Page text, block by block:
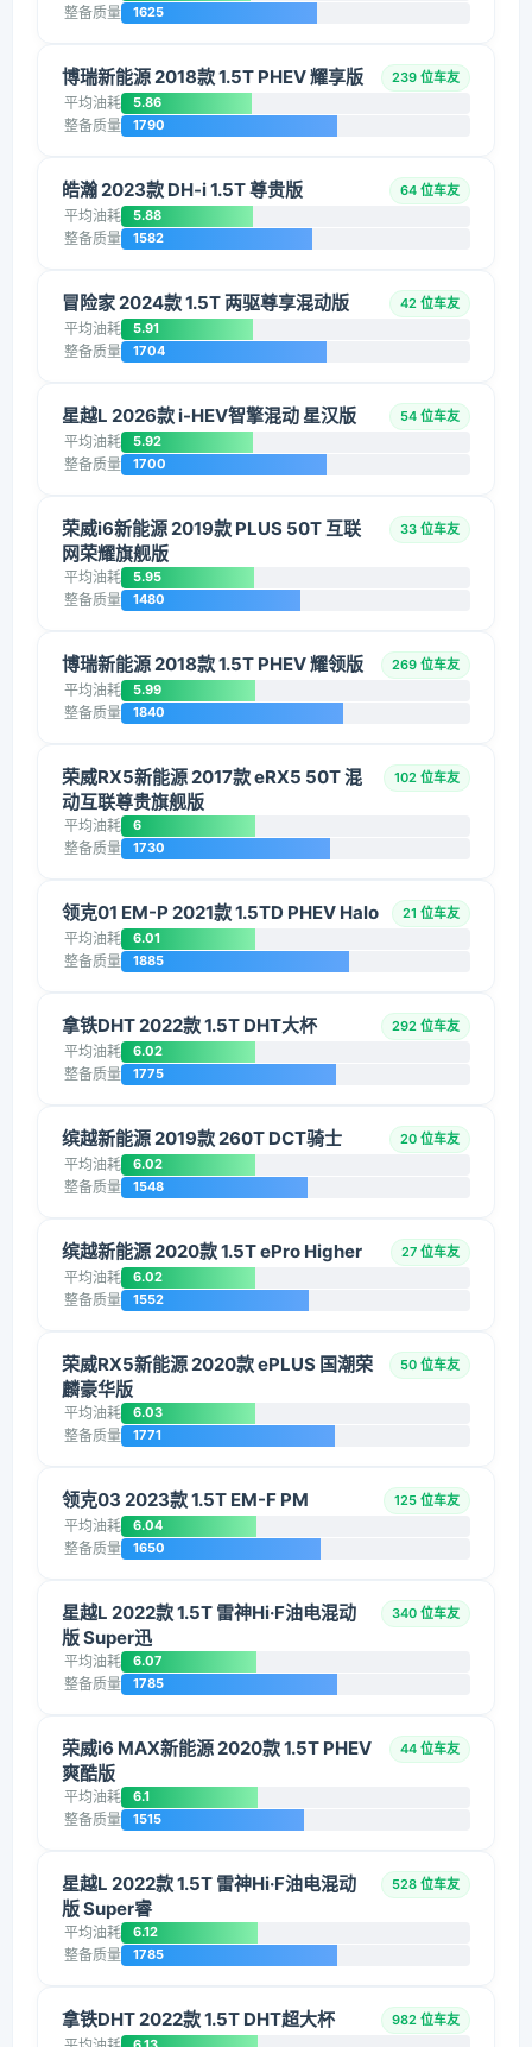
整备质量 1625
博瑞新能源 2018款 1.5T PHEV 耀享版 239 位车友
平均油耗 5.86
整备质量 1790
皓瀚 2023款 DH-i 1.5T 尊贵版 64 位车友
平均油耗 5.88
整备质量 1582
冒险家 2024款 1.5T 两驱尊享混动版 42 位车友
平均油耗 5.91
整备质量 1704
星越L 2026款 i-HEV智擎混动 星汉版 54 位车友
平均油耗 5.92
整备质量 1700
荣威i6新能源 2019款 PLUS 50T 互联
网荣耀旗舰版
33 位车友
平均油耗 5.95
整备质量 1480
博瑞新能源 2018款 1.5T PHEV 耀领版 269 位车友
平均油耗 5.99
整备质量 1840
荣威RX5新能源 2017款 eRX5 50T 混
动互联尊贵旗舰版
102 位车友
平均油耗 6
整备质量 1730
领克01 EM-P 2021款 1.5TD PHEV Halo 21 位车友
平均油耗 6.01
整备质量 1885
拿铁DHT 2022款 1.5T DHT大杯 292 位车友
平均油耗 6.02
整备质量 1775
缤越新能源 2019款 260T DCT骑士 20 位车友
平均油耗 6.02
整备质量 1548
缤越新能源 2020款 1.5T ePro Higher 27 位车友
平均油耗 6.02
整备质量 1552
荣威RX5新能源 2020款 ePLUS 国潮荣
麟豪华版
50 位车友
平均油耗 6.03
整备质量 1771
领克03 2023款 1.5T EM-F PM 125 位车友
平均油耗 6.04
整备质量 1650
星越L 2022款 1.5T 雷神Hi·F油电混动
版 Super迅
340 位车友
平均油耗 6.07
整备质量 1785
荣威i6 MAX新能源 2020款 1.5T PHEV
爽酷版
44 位车友
平均油耗 6.1
整备质量 1515
星越L 2022款 1.5T 雷神Hi·F油电混动
版 Super睿
528 位车友
平均油耗 6.12
整备质量 1785
拿铁DHT 2022款 1.5T DHT超大杯 982 位车友